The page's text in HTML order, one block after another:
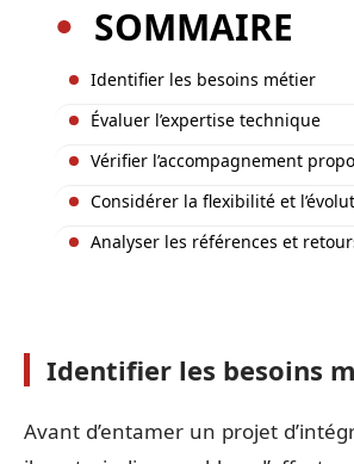
SOMMAIRE
Identifier les besoins métier
Évaluer l’expertise technique
Vérifier l’accompagnement
Considérer la flexibilité et
Analyser les références et
Identifier les besoins
Avant d’entamer un projet